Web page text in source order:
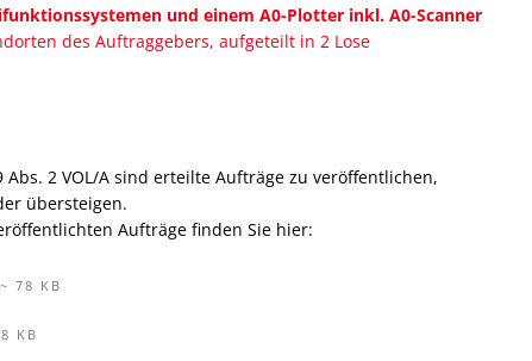
und einem A0-Plotter inkl. A0-Scanner
des Auftraggebers, aufgeteilt in 2 Lose
2 VOL/A sind erteilte Aufträge zu veröffentlichen,
übersteigen.
Aufträge finden Sie hier:
~ 78 KB
KB